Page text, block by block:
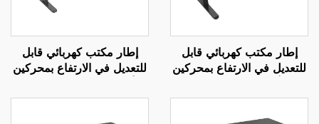
إطار مكتب كهربائي قابل
للتعديل في الارتفاع بمحركين
مراحل - V-MOUNTS
JSD2-01-Z
إطار مكتب كهربائي قابل
للتعديل في الارتفاع بمحركين
V-MOUNTS JSD2-02